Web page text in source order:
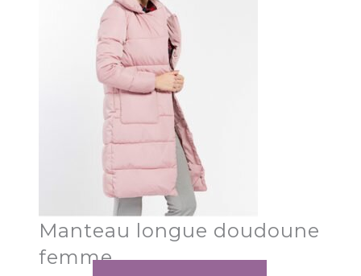
Manteau longue doudoune
femme